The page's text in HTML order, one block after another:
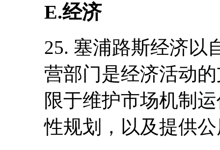
E.经济
25. 塞浦路斯经济以
营部门是经济活动
限于维护市场机制
性规划，以及提供